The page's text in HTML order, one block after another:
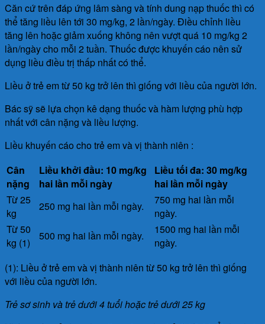
Căn cứ trên đáp ứng lâm sàng và tính dung nạp thuốc thì có
thể tăng liều lên tới 30 mg/kg, 2 lần/ngày. Điều chỉnh liều
tăng lên hoặc giảm xuống không nên vượt quá 10 mg/kg 2
lần/ngày cho mỗi 2 tuần. Thuốc được khuyến cáo nên sử
dụng liều điều trị thấp nhất có thể.
Liều ở trẻ em từ 50 kg trở lên thì giống với liều của người lớn.
Bác sỹ sẽ lựa chọn kê dạng thuốc và hàm lượng phù hợp
nhất với cân nặng và liều lượng.
Liều khuyến cáo cho trẻ em và vị thành niên :
Cân
nặng
Liều khởi đầu: 10 mg/kg
hai lần mỗi ngày
Liều tối đa: 30 mg/kg
hai lần mỗi ngày
Từ 25
kg
250 mg hai lần mỗi ngày.
750 mg hai lần mỗi
ngày.
Từ 50
kg (1)
500 mg hai lần mỗi ngày.
1500 mg hai lần mỗi
ngày.
(1): Liều ở trẻ em và vị thành niên từ 50 kg trở lên thì giống
với liều của người lớn.
Trẻ sơ sinh và trẻ dưới 4 tuổi hoặc trẻ dưới 25 kg